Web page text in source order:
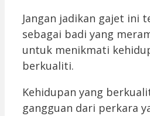
Jangan jadikan gajet ini
sebagai badi yang
untuk menikmati
berkualiti.
Kehidupan yang
gangguan dari perkara